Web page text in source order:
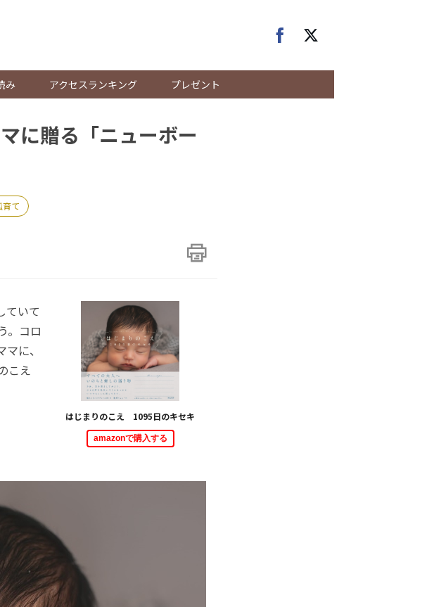
み アクセスランキング プレゼント
に贈る「ニューボー
育て
はじまりのこえ 1095日のキセキ
amazonで購入する
ていて
。コロ
に、
こえ